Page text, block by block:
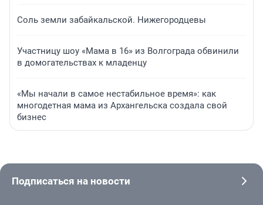
Соль земли забайкальской. Нижегородцевы
Участницу шоу «Мама в 16» из Волгограда обвинили
в домогательствах к младенцу
«Мы начали в самое нестабильное время»: как
многодетная мама из Архангельска создала свой
бизнес
Подписаться на новости